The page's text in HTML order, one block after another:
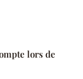
lors de